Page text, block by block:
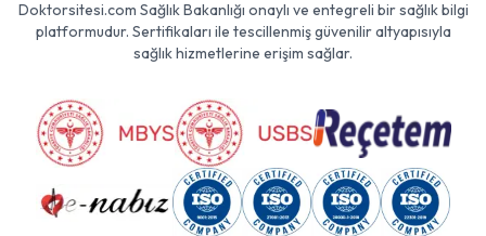
Doktorsitesi.com Sağlık Bakanlığı onaylı ve entegreli bir sağlık bilgi
platformudur. Sertifikaları ile tescillenmiş güvenilir altyapısıyla
sağlık hizmetlerine erişim sağlar.